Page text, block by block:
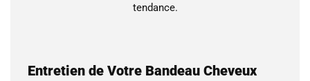
tendance.
Entretien de Votre Bandeau Cheveux